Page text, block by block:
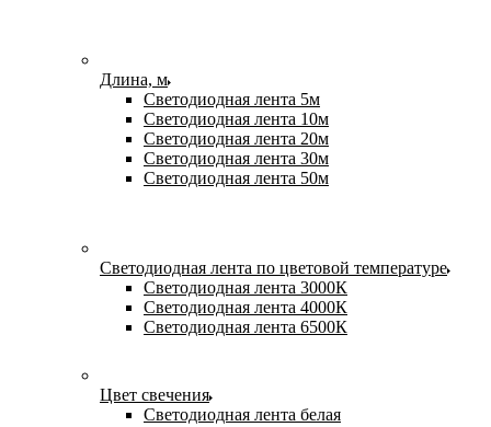
Длина, м
Светодиодная лента 5м
Светодиодная лента 10м
Светодиодная лента 20м
Светодиодная лента 30м
Светодиодная лента 50м
Светодиодная лента по цветовой температуре
Светодиодная лента 3000К
Светодиодная лента 4000К
Светодиодная лента 6500К
Цвет свечения
Светодиодная лента белая